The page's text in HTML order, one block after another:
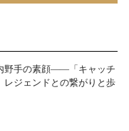
野手の素顔――「キャッチ
レジェンドとの繋がりと歩